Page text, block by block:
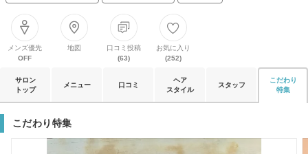
メンズ優先
OFF
地図
口コミ投稿
(63)
お気に入り
(252)
サロン
トップ
メニュー 口コミ
ヘア
スタイル
スタッフ
こだわり
特集
こだわり特集